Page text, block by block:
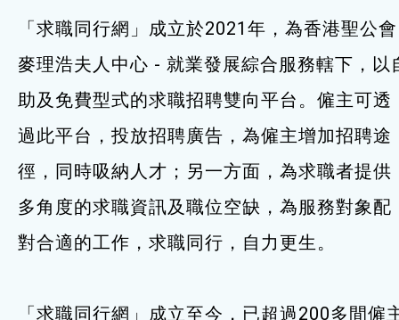
僱主及企業服務
特別服務項目
最新消息
服務單位及聯絡
「求職同行網」成立於2021年，為香港聖公會
麥理浩夫人中心 - 就業發展綜合服務轄下，以
助及免費型式的求職招聘雙向平台。僱主可透
過此平台，投放招聘廣告，為僱主增加招聘途
徑，同時吸納人才；另一方面，為求職者提供
多角度的求職資訊及職位空缺，為服務對象配
對合適的工作，求職同行，自力更生。
「求職同行網」成立至今，已超過200多間僱